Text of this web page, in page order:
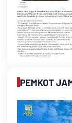
PEMKOT